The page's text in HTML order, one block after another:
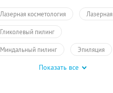
Лазерная косметология Лазерная
Гликолевый пилинг
Миндальный пилинг Эпиляция
Чистка лица
Показать все